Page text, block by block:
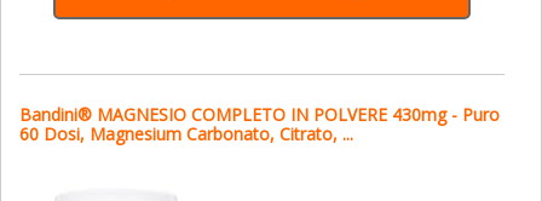
Bandini® MAGNESIO COMPLETO IN POLVERE 430mg - Puro
60 Dosi, Magnesium Carbonato, Citrato, ...